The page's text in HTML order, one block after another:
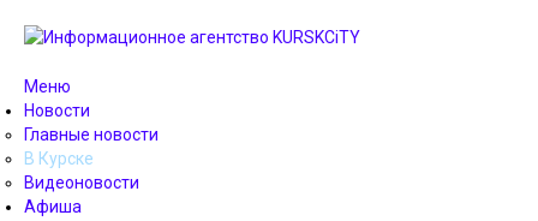
Меню
Новости
Главные новости
В Курске
Видеоновости
Афиша